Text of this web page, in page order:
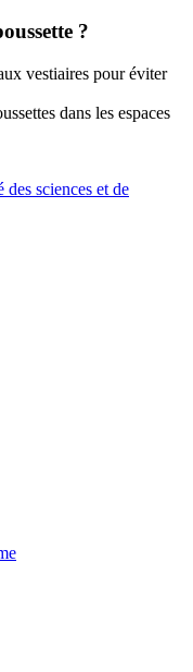
?
vestiaires pour éviter
dans les espaces